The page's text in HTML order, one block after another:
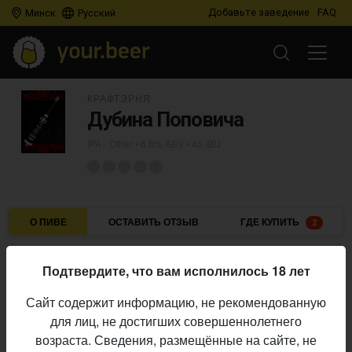
Минск Русский Добавьте заведение FAQ
Дубина Поповича
О ПИВЕ ОСТАВИТЬ ОТЗЫВ ГДЕ КУПИТЬ 2
Пивоварня:
Крафтэрня
Алкоголь:
6,8%
Горечь:
40 IBU
Подтвердите, что вам исполнилось 18 лет
Сайт содержит информацию, не рекомендованную
для лиц, не достигших совершеннолетнего
возраста. Сведения, размещённые на сайте, не